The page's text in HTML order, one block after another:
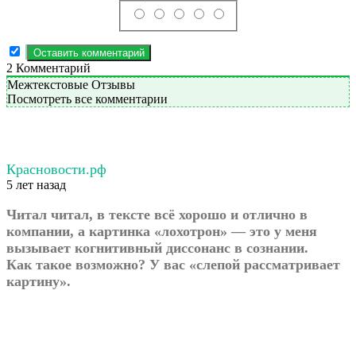
2 Комментарий
Межтекстовые Отзывы
Посмотреть все комментарии
Красновости.рф
5 лет назад
Читал читал, в тексте всё хорошо и отлично в
компании, а картинка «лохотрон» — это у меня
вызывает когнитивный диссонанс в сознании.
Как такое возможно? У вас «слепой рассматривает
картину».